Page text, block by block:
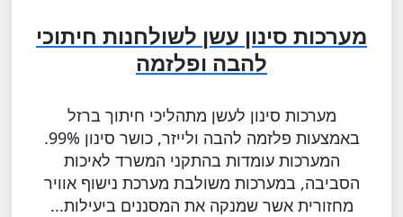
מערכות סינון עשן לשולחנות חיתוכי
להבה ופלזמה
מערכות סינון לעשן מתהליכי חיתוך ברזל
באמצעות פלזמה להבה ולייזר, כושר סינון 99%.
המערכות עומדות בהתקני המשרד לאיכות
הסביבה, במערכות משולבת מערכת נישוף אוויר
מחזורית אשר שמנקה את המסננים ביעילות...